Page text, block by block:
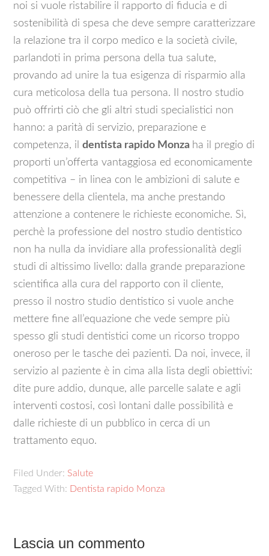
noi si vuole ristabilire il rapporto di fiducia e di
sostenibilità di spesa che deve sempre caratterizzare
la relazione tra il corpo medico e la società civile,
parlandoti in prima persona della tua salute,
provando ad unire la tua esigenza di risparmio alla
cura meticolosa della tua persona. Il nostro studio
può offrirti ciò che gli altri studi specialistici non
hanno: a parità di servizio, preparazione e
competenza, ildentista rapido Monza ha il pregio di
proporti un’offerta vantaggiosa ed economicamente
competitiva – in linea con le ambizioni di salute e
benessere della clientela, ma anche prestando
attenzione a contenere le richieste economiche. Sì,
perchè la professione del nostro studio dentistico
non ha nulla da invidiare alla professionalità degli
studi di altissimo livello: dalla grande preparazione
scientifica alla cura del rapporto con il cliente,
presso il nostro studio dentistico si vuole anche
mettere fine all’equazione che vede sempre più
spesso gli studi dentistici come un ricorso troppo
oneroso per le tasche dei pazienti. Da noi, invece, il
servizio al paziente è in cima alla lista degli obiettivi:
dite pure addio, dunque, alle parcelle salate e agli
interventi costosi, così lontani dalle possibilità e
dalle richieste di un pubblico in cerca di un
trattamento equo.
Filed Under: Salute
Tagged With: Dentista rapido Monza
Lascia un commento